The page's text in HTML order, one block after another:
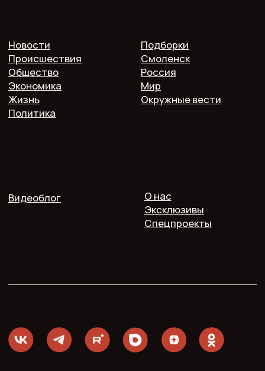
214000 Смоленская область, г. Смоленск, проспект
Гагарина 10/2, оф. 507
16+. Мнение редакции может не совпадать
с мнением авторов.
Публичная оферта
Пользовательское соглашение
Политика конфиденциальности